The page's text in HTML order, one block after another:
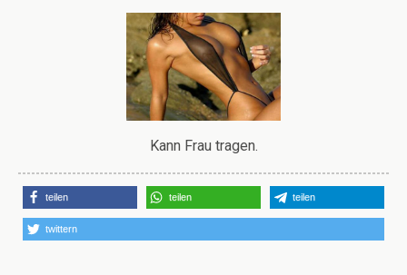
Kann Frau tragen.
teilen teilen teilen
twittern